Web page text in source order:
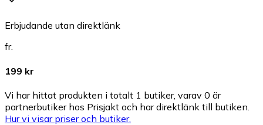
Erbjudande utan direktlänk
fr.
199 kr
Vi har hittat produkten i totalt 1 butiker, varav 0 är
partnerbutiker hos Prisjakt och har direktlänk till butiken.
Hur vi visar priser och butiker.